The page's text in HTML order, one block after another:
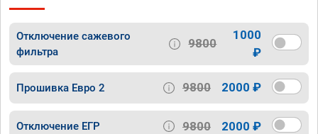
Отключение сажевого
фильтра
9800
1000
₽
Прошивка Евро 2 9800 2000 ₽
Отключение ЕГР 9800 2000 ₽